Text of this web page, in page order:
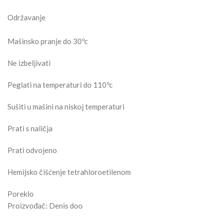
Održavanje
Mašinsko pranje do 30ºc
Ne izbeljivati
Peglati na temperaturi do 110ºc
Sušiti u mašini na niskoj temperaturi
Prati s naličja
Prati odvojeno
Hemijsko čišćenje tetrahloroetilenom
Poreklo
Proizvođač: Denis doo